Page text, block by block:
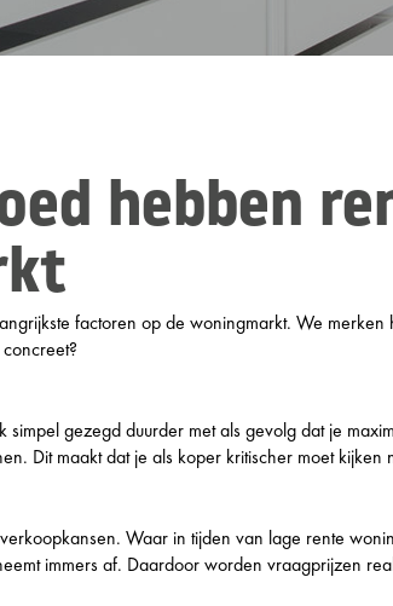
hebben
factoren op de woningmarkt. We
simpel gezegd duurder met als gevolg dat je
Dit maakt dat je als koper kritischer moet
Waar in tijden van lage rente
immers af. Daardoor worden vraagprijzen